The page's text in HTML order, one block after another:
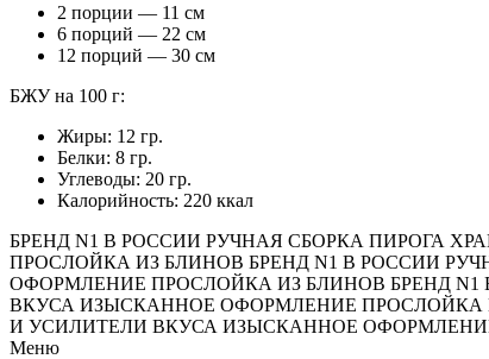
2 порции — 11 см
6 порций — 22 см
12 порций — 30 см
БЖУ на 100 г:
Жиры: 12 гр.
Белки: 8 гр.
Углеводы: 20 гр.
Калорийность: 220 ккал
БРЕНД N1 В РОССИИ РУЧНАЯ СБОРКА ПИРОГА
ПРОСЛОЙКА ИЗ БЛИНОВ БРЕНД N1 В РОССИИ
ОФОРМЛЕНИЕ ПРОСЛОЙКА ИЗ БЛИНОВ БРЕНД
ВКУСА ИЗЫСКАННОЕ ОФОРМЛЕНИЕ ПРОСЛОЙКА
И УСИЛИТЕЛИ ВКУСА ИЗЫСКАННОЕ
Меню